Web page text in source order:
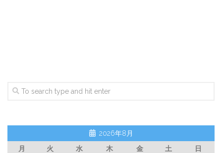
2026年8月
月
火 水 木 金 土
日